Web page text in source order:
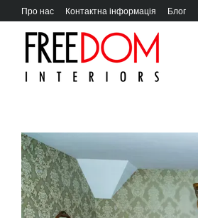
Перейти до основного контенту
Про нас Контактна інформація Блог